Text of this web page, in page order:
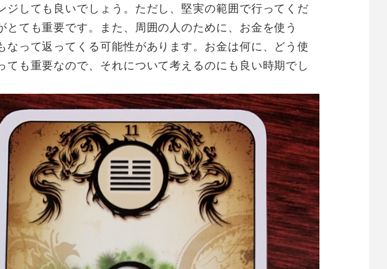
ジしても良いでしょう。ただし、堅実の範囲で行ってくだ
とても重要です。また、周囲の人のために、お金を使う
なって返ってくる可能性があります。お金は何に、どう使
ても重要なので、それについて考えるのにも良い時期でし